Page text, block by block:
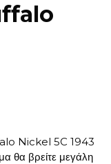
Nickel 5C 1943
θα βρείτε μεγάλη